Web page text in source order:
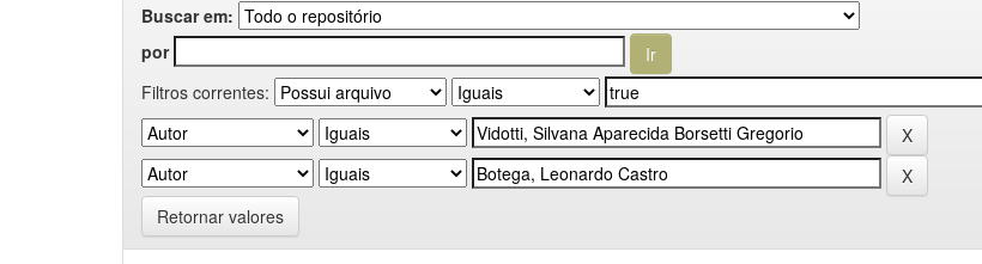
Buscar em:
por
Filtros correntes:
Retornar valores